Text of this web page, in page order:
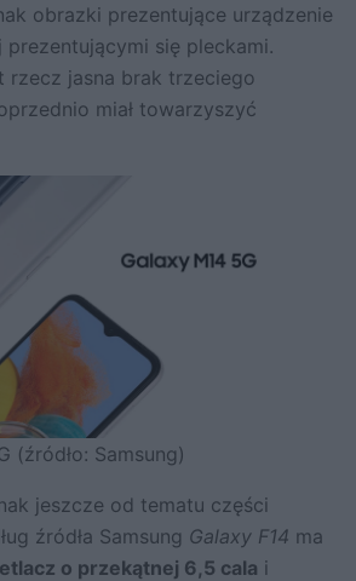
obrazki prezentujące urządzenie
prezentującymi się pleckami.
rzecz jasna brak trzeciego
miał towarzyszyć
(źródło: Samsung)
jeszcze od tematu części
źródła Samsung Galaxy F14 ma
o przekątnej 6,5 cala i